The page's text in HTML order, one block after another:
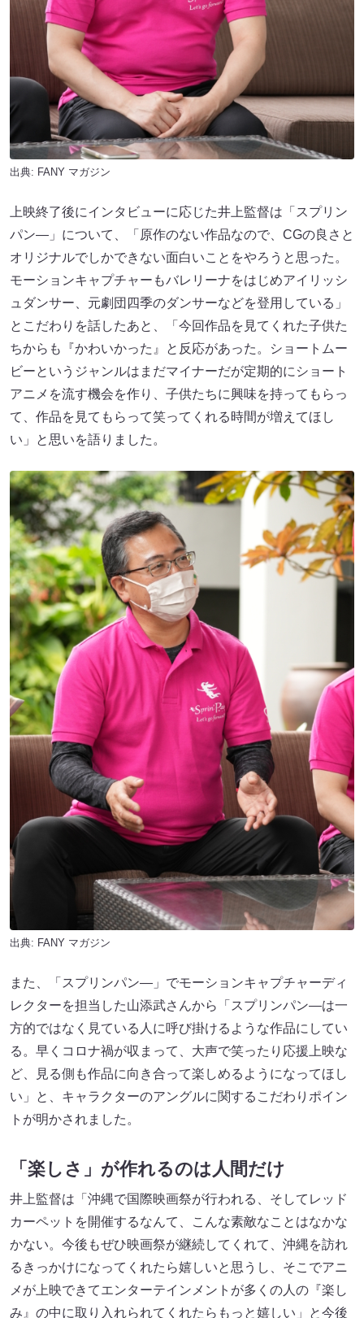
出典: FANY マガジン
上映終了後にインタビューに応じた井上監督は「スプリン
パン―」について、「原作のない作品なので、CGの良さと
オリジナルでしかできない面白いことをやろうと思った。
モーションキャプチャーもバレリーナをはじめアイリッシ
ュダンサー、元劇団四季のダンサーなどを登用している」
とこだわりを話したあと、「今回作品を見てくれた子供た
ちからも『かわいかった』と反応があった。ショートムー
ビーというジャンルはまだマイナーだが定期的にショート
アニメを流す機会を作り、子供たちに興味を持ってもらっ
て、作品を見てもらって笑ってくれる時間が増えてほし
い」と思いを語りました。
出典: FANY マガジン
また、「スプリンパン―」でモーションキャプチャーディ
レクターを担当した山添武さんから「スプリンパン―は一
方的ではなく見ている人に呼び掛けるような作品にしてい
る。早くコロナ禍が収まって、大声で笑ったり応援上映な
ど、見る側も作品に向き合って楽しめるようになってほし
い」と、キャラクターのアングルに関するこだわりポイン
トが明かされました。
「楽しさ」が作れるのは人間だけ
井上監督は「沖縄で国際映画祭が行われる、そしてレッド
カーペットを開催するなんて、こんな素敵なことはなかな
かない。今後もぜひ映画祭が継続してくれて、沖縄を訪れ
るきっかけになってくれたら嬉しいと思うし、そこでアニ
メが上映できてエンターテインメントが多くの人の『楽し
み』の中に取り入れられてくれたらもっと嬉しい」と今後